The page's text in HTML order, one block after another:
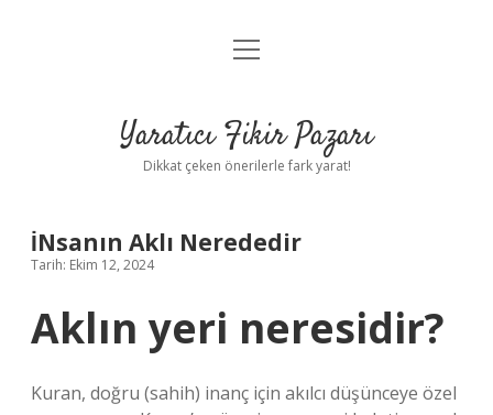
Anasayfa
Yasal Uyarı
menüyü
Yaratıcı Fikir Pazarı
Dikkat çeken önerilerle fark yarat!
İNsanın Aklı Nerededir
Tarih: Ekim 12, 2024
Aklın yeri neresidir?
Kuran, doğru (sahih) inanç için akılcı düşünceye özel